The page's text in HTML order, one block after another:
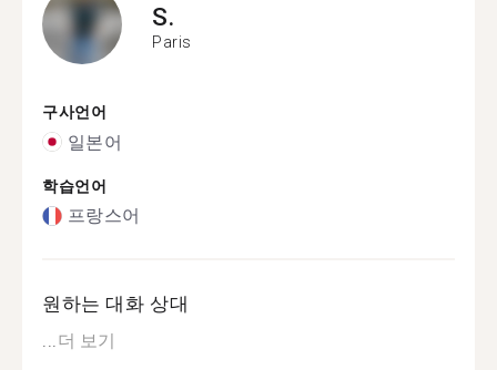
S.
Paris
구사언어
일본어
학습언어
프랑스어
원하는 대화 상대
...더 보기